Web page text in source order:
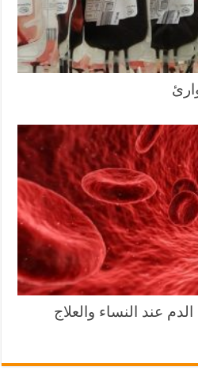
عند النساء والعلاج